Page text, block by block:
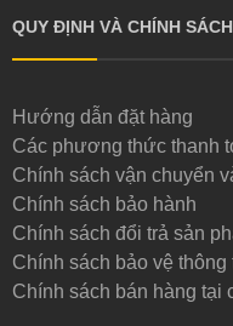
QUY ĐỊNH VÀ CHÍNH SÁCH
Hướng dẫn đặt hàng
Các phương thức thanh
Chính sách vận chuyển
Chính sách bảo hành
Chính sách đổi trả sản
Chính sách bảo vệ
Chính sách bán hàng tại